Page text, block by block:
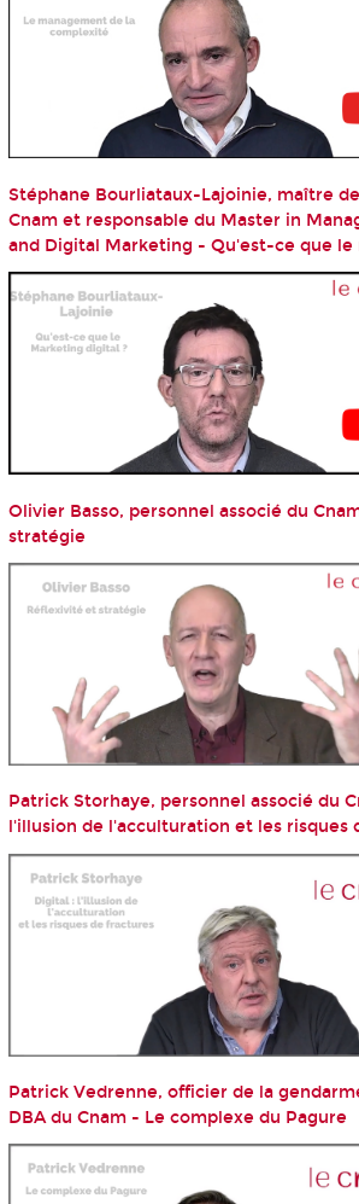
Stéphane Bourliataux-Lajoinie, maître
Cnam et responsable du Master in
and Digital Marketing - Qu'est-ce que le
Olivier Basso, personnel associé du
stratégie
Patrick Storhaye, personnel associé du
l'illusion de l'acculturation et les risques
Patrick Vedrenne, officier de la
DBA du Cnam - Le complexe du Pagure